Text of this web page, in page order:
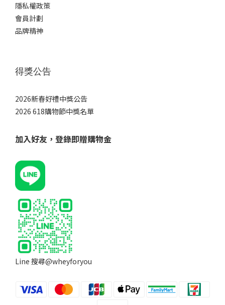
隱私權政策
會員計劃
品牌精神
得獎公告
2026新春好禮中獎公告
2026 618購物節中獎名單
加入好友，登錄即贈購物金
Line 搜尋@wheyforyou